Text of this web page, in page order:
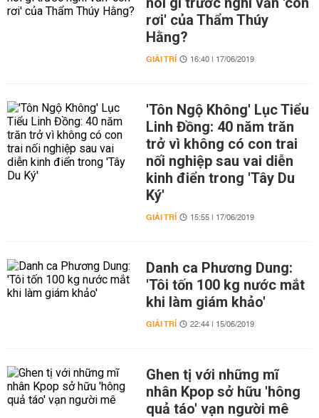
rơi' của Thẩm Thúy
Hằng?
GIẢI TRÍ 16:40 | 17/06/2019
'Tôn Ngộ Không' Lục Tiểu
Linh Đồng: 40 năm trăn
trở vì không có con trai
nối nghiệp sau vai diễn
kinh điển trong 'Tây Du
Ký'
GIẢI TRÍ 15:55 | 17/06/2019
Danh ca Phương Dung:
'Tôi tốn 100 kg nước mắt
khi làm giám khảo'
GIẢI TRÍ 22:44 | 15/06/2019
Ghen tị với những mĩ
nhân Kpop sở hữu 'hông
quả táo' vạn người mê